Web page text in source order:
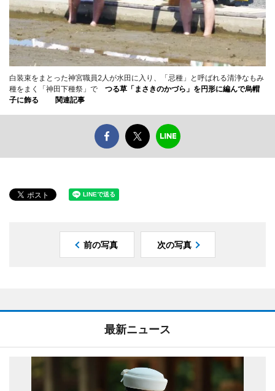
白装束をまとった神宮職員2人が水田に入り、「忌種」と呼ばれる清浄なもみ
種をまく「神田下種祭」で つる草「まさきのかづら」を円形に編んで烏帽
子に飾る
関連記事
前の写真 次の写真
最新ニュース